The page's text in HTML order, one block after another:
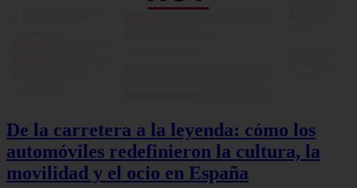
De la carretera a la leyenda: cómo los
automóviles redefinieron la cultura, la
movilidad y el ocio en España